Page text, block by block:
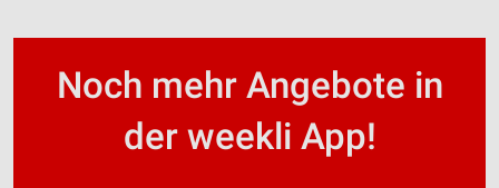
Noch mehr Angebote in
der weekli App!